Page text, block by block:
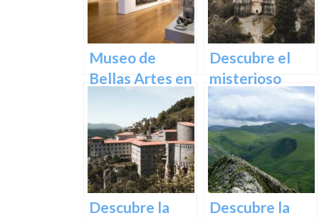
naturaleza
vasca en
Euskadi
Museo de
Bellas Artes en
Descubre una
colección única
de obras
maestras
Descubre el
misterioso
encanto del
Castillo de
Butrón
Descubre la
Descubre la